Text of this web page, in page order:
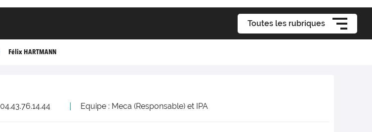
Toutes les rubriques
Félix HARTMANN
04.43.76.14.44 Equipe : Meca (Responsable) et IPA